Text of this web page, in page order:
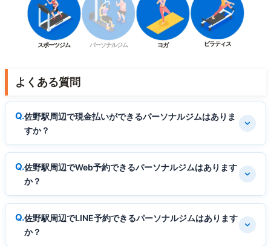
スポーツジム パーソナルジム ヨガ ピラティス
よくある質問
佐野駅周辺で現金払いができるパーソナルジムはありま
すか？
佐野駅周辺でWeb予約できるパーソナルジムはあります
か？
佐野駅周辺でLINE予約できるパーソナルジムはあります
か？